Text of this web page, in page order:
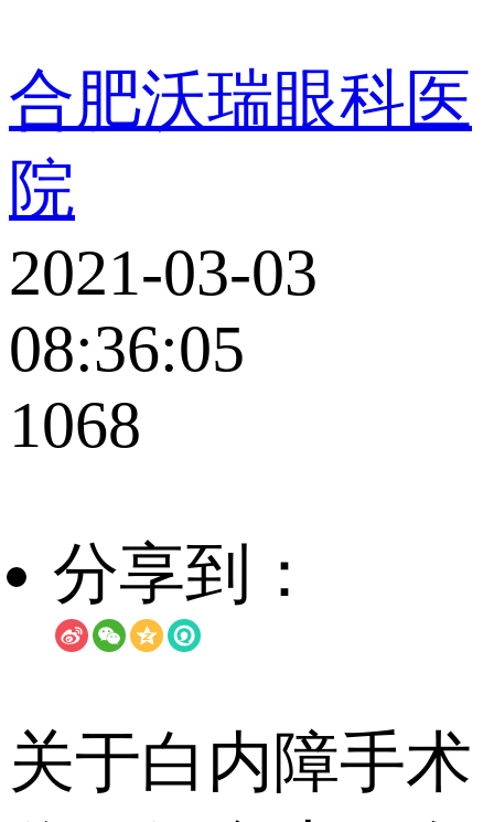
合肥沃瑞眼科医
院
2021-03-03
08:36:05
1068
分享到：
关于白内障手术